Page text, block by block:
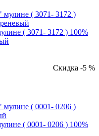
( 3071- 3172 ) 100%
Скидка -5 %
( 0001- 0206 ) 100%